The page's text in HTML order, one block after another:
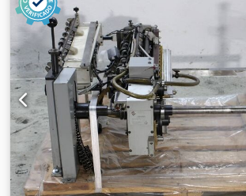
con 2 puestos de paletización.
paquete cada 9 segundos y se deposita en
la disposición de las capas. La instalación
producción hasta el 26 de noviembre y
El sistema de control es Siemens S7 y se
ejes mediante Siemens SIMOTION D. El
la máquina se realiza a través del panel
Crjdpfezph Ufex Apmsf Con gusto,
vídeo.